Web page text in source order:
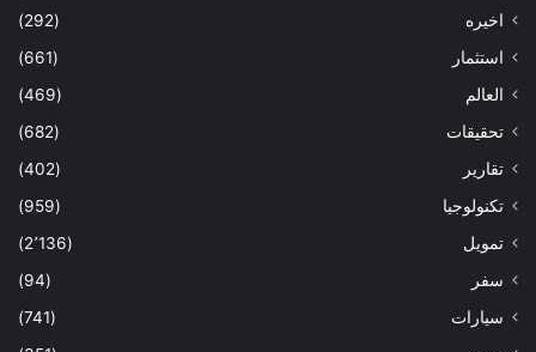
اخيره
(292)
استثمار
(661)
العالم
(469)
تحقيقات
(682)
تقارير
(402)
تكنولوجيا
(959)
تمويل
(2٬136)
سفر
(94)
سيارات
(741)